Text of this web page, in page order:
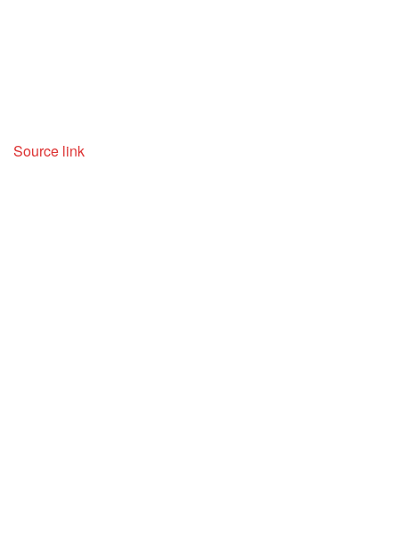
Source link